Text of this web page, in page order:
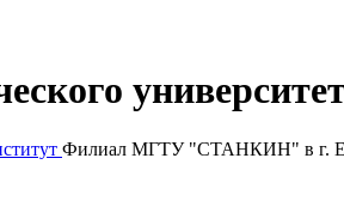
Филиал МГТУ "СТАНКИН" в г.